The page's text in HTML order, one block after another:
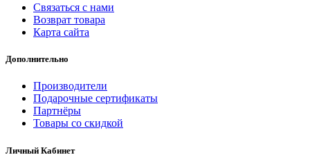
Связаться с нами
Возврат товара
Карта сайта
Дополнительно
Производители
Подарочные сертификаты
Партнёры
Товары со скидкой
Личный Кабинет